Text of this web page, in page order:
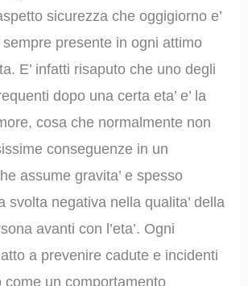
sicurezza che oggigiorno e’
presente in ogni attimo
E’ infatti risaputo che uno degli
dopo una certa eta’ e’ la
cosa che normalmente non
conseguenze in un
assume gravita’ e spesso
svolta negativa nella qualita’ della
avanti con l’eta’. Ogni
a prevenire cadute e incidenti
come un comportamento